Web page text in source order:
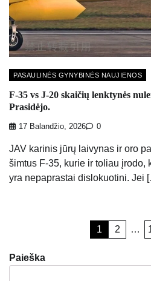
PASAULINĖS GYNYBINĖS NAUJIENOS
F-35 vs J-20 skaičių lenktynės
Prasidėjo.
17 Balandžio, 2026 0
JAV karinis jūrų laivynas ir oro
šimtus F-35, kurie ir toliau įrodo,
yra nepaprastai dislokuotini. Jei
puslapiavimas
1 2 …
Paieška